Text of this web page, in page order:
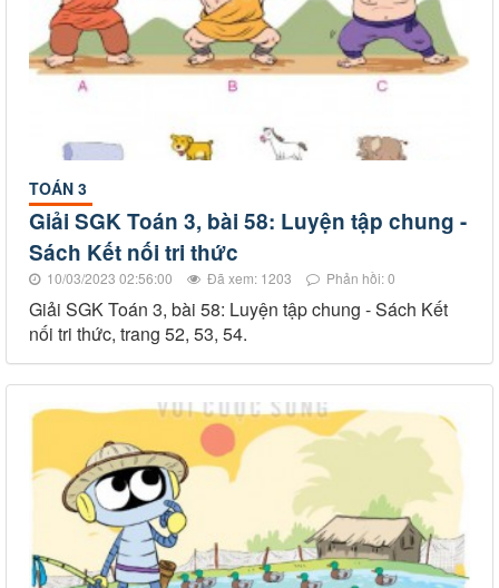
TOÁN 3
Giải SGK Toán 3, bài 58: Luyện tập chung -
Sách Kết nối tri thức
10/03/2023 02:56:00 Đã xem: 1203 Phản hồi: 0
Giải SGK Toán 3, bài 58: Luyện tập chung - Sách Kết
nối tri thức, trang 52, 53, 54.